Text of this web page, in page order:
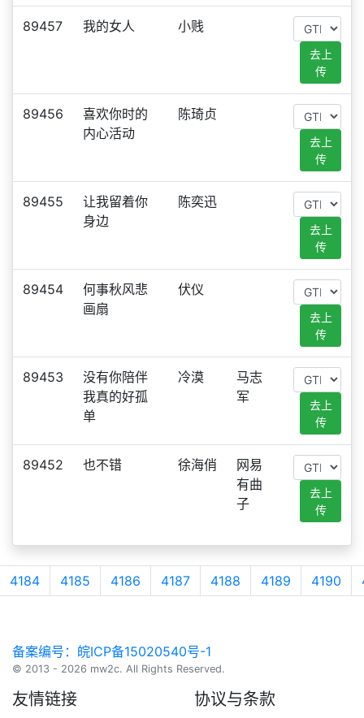
89457 我的女人 小贱
去上
传
89456
喜欢你时的
内心活动
陈琦贞
去上
传
89455
让我留着你
身边
陈奕迅
去上
传
89454
何事秋风悲
画扇
伏仪
去上
传
89453
没有你陪伴
我真的好孤
单
冷漠
马志
军
去上
传
89452 也不错 徐海俏
网易
有曲
子
去上
传
4184 4185 4186 4187 4188 4189 4190
备案编号：皖ICP备15020540号-1
© 2013 - 2026 mw2c. All Rights Reserved.
友情链接 协议与条款